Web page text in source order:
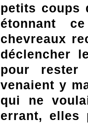
petits coups
étonnant
chevreaux
déclencher
pour rester
venaient y
qui ne
errant, elles